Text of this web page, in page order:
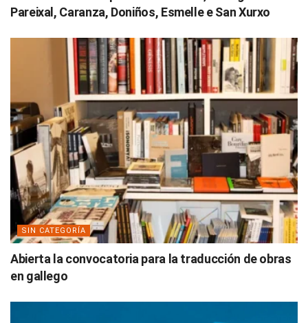
Pareixal, Caranza, Doniños, Esmelle e San Xurxo
SIN CATEGORÍA
Abierta la convocatoria para la traducción de obras
en gallego